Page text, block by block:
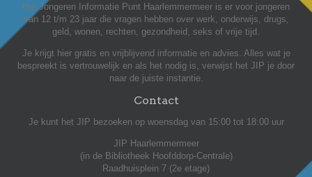
Het Jongeren Informatie Punt Haarlemmermeer is er voor jongeren
van 12 t/m 23 jaar die vragen hebben over werk, onderwijs, drugs,
geld, wonen, rechten, gezondheid, seks of vrije tijd.
Je krijgt hier gratis en vrijblijvend informatie en advies. Alles wat je
bespreekt is vertrouwelijk en als het nodig is, verwijst het JIP je door
naar de juiste instantie.
Contact
Je kunt het JIP bezoeken op woensdag van 15:00 tot 18:00 uur
JIP Haarlemmermeer
(in de Bibliotheek Hoofddorp-Centrale)
Raadhuisplein 7 (2e etage)